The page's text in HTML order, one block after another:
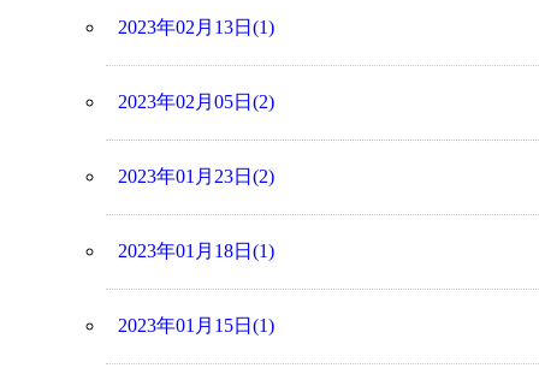
2023年02月13日(1)
2023年02月05日(2)
2023年01月23日(2)
2023年01月18日(1)
2023年01月15日(1)